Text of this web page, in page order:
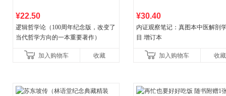
¥22.50
逻辑哲学论（100周年纪念版，改变了
当代哲学方向的一本重要著作）
加入购物车 收藏
¥30.40
内证观察笔记：真图本中医解剖
目 增订本
加入购物车 收藏